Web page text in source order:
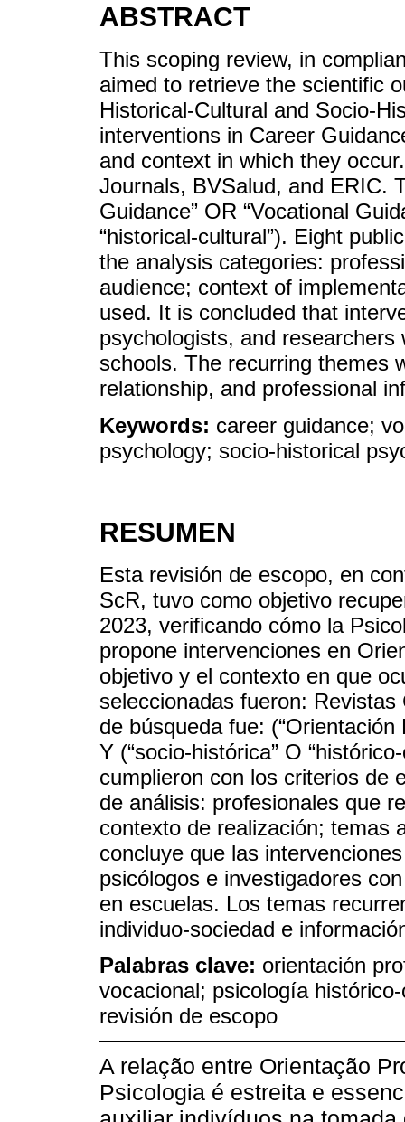
ABSTRACT
This scoping review, in
aimed to retrieve the scientific
Historical-Cultural and Socio-
interventions in Career
and context in which they
Journals, BVSalud, and ERIC.
Guidance” OR “Vocational
“historical-cultural”). Eight
the analysis categories:
audience; context of
used. It is concluded that
psychologists, and
schools. The recurring themes
relationship, and professional
Keywords: career guidance;
psychology; socio-historical
RESUMEN
Esta revisión de escopo, en
ScR, tuvo como objetivo
2023, verificando cómo la
propone intervenciones en
objetivo y el contexto en que
seleccionadas fueron:
de búsqueda fue: (“Orientación
Y (“socio-histórica” O
cumplieron con los criterios de
de análisis: profesionales que
contexto de realización; temas
concluye que las
psicólogos e investigadores
en escuelas. Los temas
individuo-sociedad e
Palabras clave: orientación
vocacional; psicología
revisión de escopo
A relação entre Orientação
Psicologia é estreita e